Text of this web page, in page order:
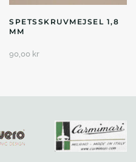
SPETSSKRUVMEJSEL 1,8
MM
90,00 kr